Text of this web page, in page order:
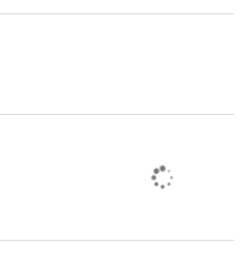
塔区市场监管局回
作人员表示，医疗
部门负责，“我们
并配合市场监管部
”